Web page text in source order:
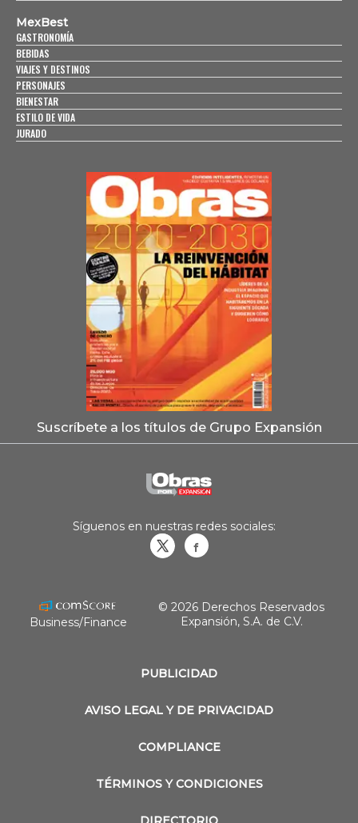
MexBest
GASTRONOMÍA
BEBIDAS
VIAJES Y DESTINOS
PERSONAJES
BIENESTAR
ESTILO DE VIDA
JURADO
Suscríbete a los títulos de Grupo Expansión
PUBLICIDAD
AVISO LEGAL Y DE PRIVACIDAD
COMPLIANCE
TÉRMINOS Y CONDICIONES
Síguenos en nuestras redes sociales:
Business/Finance
© 2026 Derechos Reservados
Expansión, S.A. de C.V.